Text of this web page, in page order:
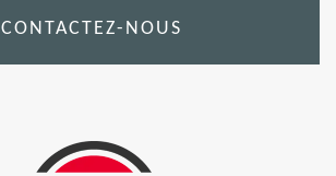
CONTACTEZ-NOUS